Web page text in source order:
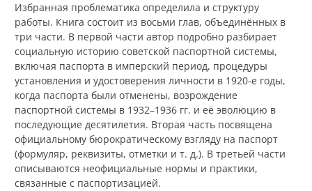
Избранная проблематика определила и структуру
работы. Книга состоит из восьми глав, объединённых в
три части. В первой части автор подробно разбирает
социальную историю советской паспортной системы,
включая паспорта в имперский период, процедуры
установления и удостоверения личности в 1920‑е годы,
когда паспорта были отменены, возрождение
паспортной системы в 1932–1936 гг. и её эволюцию в
последующие десятилетия. Вторая часть посвящена
официальному бюрократическому взгляду на паспорт
(формуляр, реквизиты, отметки и т. д.). В третьей части
описываются неофициальные нормы и практики,
связанные с паспортизацией.